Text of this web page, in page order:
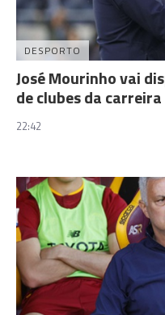
DESPORTO
José Mourinho vai
de clubes da carreira
22:42